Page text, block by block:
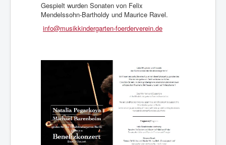
Gespielt wurden Sonaten von Felix
Mendelssohn-Bartholdy und Maurice Ravel.
info@musikkindergarten-foerderverein.de